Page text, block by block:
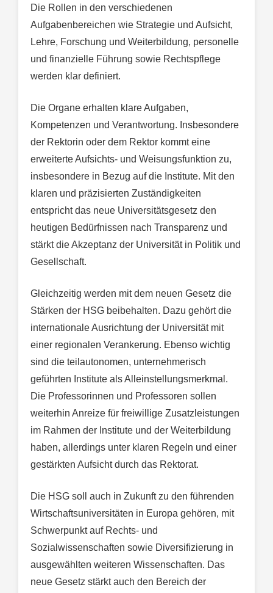
Die Rollen in den verschiedenen
Aufgabenbereichen wie Strategie und Aufsicht,
Lehre, Forschung und Weiterbildung, personelle
und finanzielle Führung sowie Rechtspflege
werden klar definiert.
Die Organe erhalten klare Aufgaben,
Kompetenzen und Verantwortung. Insbesondere
der Rektorin oder dem Rektor kommt eine
erweiterte Aufsichts- und Weisungsfunktion zu,
insbesondere in Bezug auf die Institute. Mit den
klaren und präzisierten Zuständigkeiten
entspricht das neue Universitätsgesetz den
heutigen Bedürfnissen nach Transparenz und
stärkt die Akzeptanz der Universität in Politik und
Gesellschaft.
Gleichzeitig werden mit dem neuen Gesetz die
Stärken der HSG beibehalten. Dazu gehört die
internationale Ausrichtung der Universität mit
einer regionalen Verankerung. Ebenso wichtig
sind die teilautonomen, unternehmerisch
geführten Institute als Alleinstellungsmerkmal.
Die Professorinnen und Professoren sollen
weiterhin Anreize für freiwillige Zusatzleistungen
im Rahmen der Institute und der Weiterbildung
haben, allerdings unter klaren Regeln und einer
gestärkten Aufsicht durch das Rektorat.
Die HSG soll auch in Zukunft zu den führenden
Wirtschaftsuniversitäten in Europa gehören, mit
Schwerpunkt auf Rechts- und
Sozialwissenschaften sowie Diversifizierung in
ausgewählten weiteren Wissenschaften. Das
neue Gesetz stärkt auch den Bereich der